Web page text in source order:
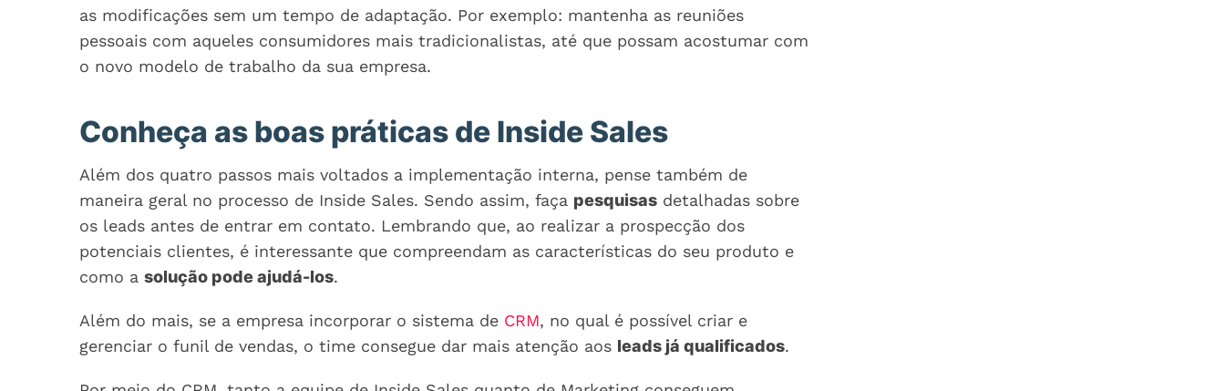
as modificações sem um tempo de adaptação. Por exemplo: mantenha as reuniões
pessoais com aqueles consumidores mais tradicionalistas, até que possam acostumar com
o novo modelo de trabalho da sua empresa.
Conheça as boas práticas de Inside Sales
Além dos quatro passos mais voltados a implementação interna, pense também de
maneira geral no processo de Inside Sales. Sendo assim, faça pesquisas detalhadas sobre
os leads antes de entrar em contato. Lembrando que, ao realizar a prospecção dos
potenciais clientes, é interessante que compreendam as características do seu produto e
como a solução pode ajudá-los.
Além do mais, se a empresa incorporar o sistema de CRM, no qual é possível criar e
gerenciar o funil de vendas, o time consegue dar mais atenção aos leads já qualificados.